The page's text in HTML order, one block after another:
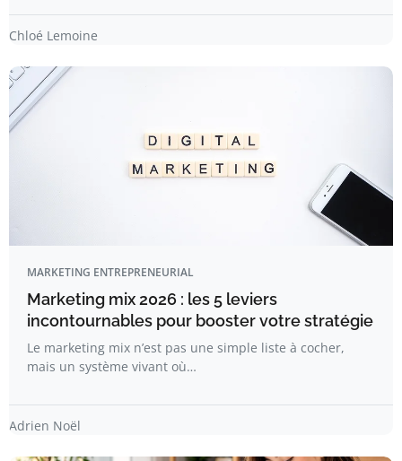
Chloé Lemoine
MARKETING ENTREPRENEURIAL
Marketing mix 2026 : les 5 leviers
incontournables pour booster votre stratégie
Le marketing mix n’est pas une simple liste à cocher,
mais un système vivant où…
Adrien Noël